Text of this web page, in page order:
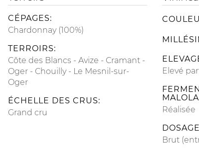
CÉPAGES:
Chardonnay (100%)
TERROIRS:
Côte des Blancs
Avize
Cramant
Oger
Chouilly
Le Mesnil-sur-
Oger
ÉCHELLE DES CRUS:
Grand cru
Elevé
Réalisée
Brut